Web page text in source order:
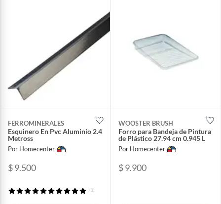
FERROMINERALES
Esquinero En Pvc Aluminio 2.4
Metross
Por Homecenter
$ 9.500
(1)
WOOSTER BRUSH
Forro para Bandeja de Pintura
de Plástico 27.94 cm 0.945 L
Por Homecenter
$ 9.900